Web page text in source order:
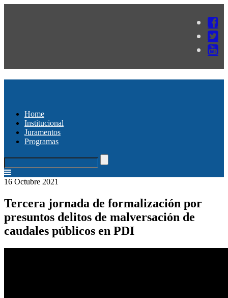
Home
Institucional
Juramentos
Programas
16 Octubre 2021
Tercera jornada de formalización por
presuntos delitos de malversación de
caudales públicos en PDI